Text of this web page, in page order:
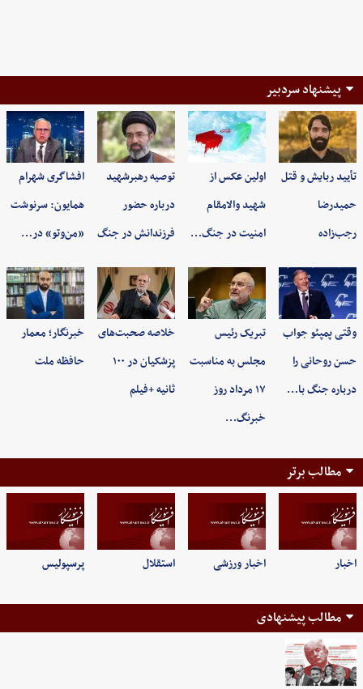
پیشنهاد سردبیر
تأیید ربایش و قتل
حمیدرضا
رجب‌زاده
اولین عکس از
شهید والامقام
امنیت در جنگ…
توصیه رهبرشهید
درباره حضور
فرزندانش در جنگ
افشاگری شهرام
همایون: سرنوشت
«من‌وتو» در…
وقتی پمپئو جواب
حسن روحانی را
درباره جنگ با…
تبریک رئیس
مجلس به مناسبت
۱۷ مرداد روز
خبرنگ…
خلاصه صحبت‌های
پزشکیان در ۱۰۰
ثانیه +فیلم
خبرنگار؛ معمار
حافظه ملت
مطالب برتر
اخبار اخبار ورزشی استقلال پرسپولیس
مطالب پیشنهادی